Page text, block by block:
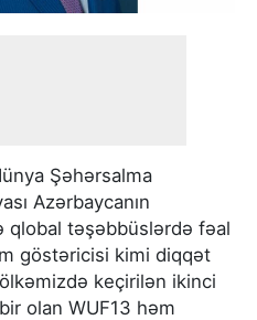
Şəhərsalma
Azərbaycanın
qlobal təşəbbüslərdə fəal
göstəricisi kimi diqqət
keçirilən ikinci
olan WUF13 həm